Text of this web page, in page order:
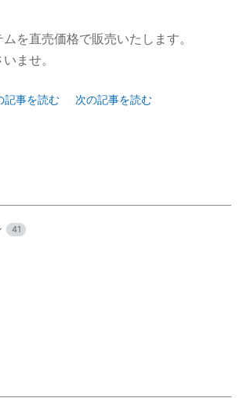
を直売価格で販売いたします。
ませ。
記事を読む 次の記事を読む
41